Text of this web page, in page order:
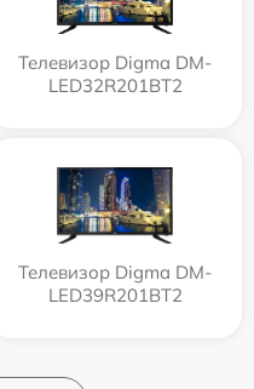
Телевизор Digma DM-
LED32R201BT2
Телевизор Digma DM-
LED39R201BT2